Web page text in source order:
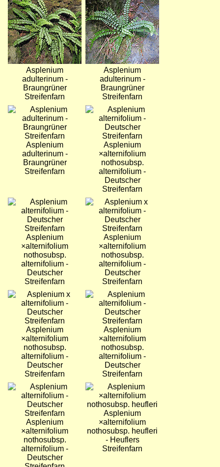
Asplenium
adulterinum -
Braungrüner
Streifenfarn
Asplenium
adulterinum -
Braungrüner
Streifenfarn
Bild
Asplenium
adulterinum -
Braungrüner
Streifenfarn
Bild
Asplenium
×alternifolium
nothosubsp.
alternifolium -
Deutscher
Streifenfarn
Bild
Asplenium
×alternifolium
nothosubsp.
alternifolium -
Deutscher
Streifenfarn
Bild
Asplenium
×alternifolium
nothosubsp.
alternifolium -
Deutscher
Streifenfarn
Bild
Asplenium
×alternifolium
nothosubsp.
alternifolium -
Deutscher
Streifenfarn
Bild
Asplenium
×alternifolium
nothosubsp.
alternifolium -
Deutscher
Streifenfarn
Bild
Asplenium
×alternifolium
nothosubsp.
alternifolium -
Deutscher
Bild
Asplenium
×alternifolium
nothosubsp. heufleri
- Heuflers
Streifenfarn